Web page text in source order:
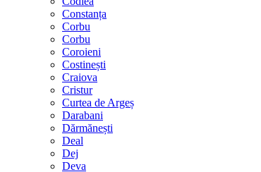
Constanța
Corbu
Corbu
Coroieni
Costinești
Craiova
Cristur
Curtea de Argeș
Darabani
Dărmănești
Deal
Dej
Deva